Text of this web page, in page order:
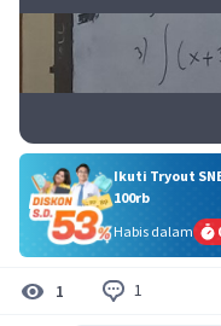
Ikuti Tryout
100rb
Habis dalam
1 1